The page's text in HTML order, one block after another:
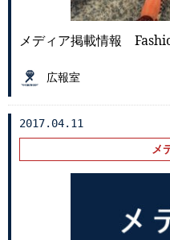
メディア掲載情報
広報室
2017.04.11
メ